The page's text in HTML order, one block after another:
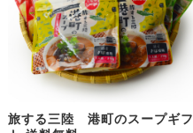
旅する三陸 港町のスープギフ